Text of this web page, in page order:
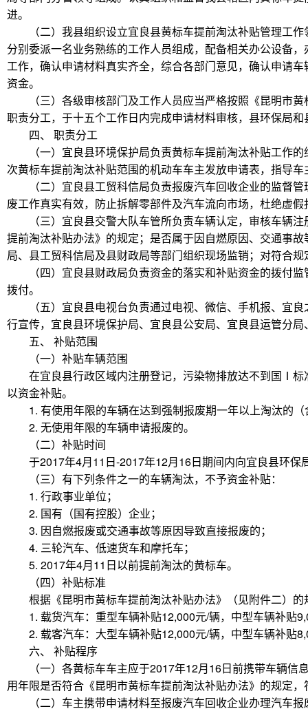
进。
（二）我县组织设立宜良县黄标车提前淘汰补贴管理工
分别委派一名业务熟练的工作人员组成，配备相关办公设备
工作，确认申请材料真实齐全，综合各部门意见，确认申请
资金。
（三）各级审核部门及工作人员应当严格按照《昆明市
职责分工，于十五个工作日内完成申请材料审核，县环保局
四、 职责分工
（一）宜良县环境保护局负责黄标车提前淘汰补贴工作
次黄标车提前淘汰补贴范围的机动车车主发放申请表，指导
（二）宜良县工贸科信局负责报废汽车回收企业的监督
废工作真实有效，防止拆解零部件及汽车流向市场，杜绝虚
（三）宜良县交警大队车管所负责车辆认定，审核车辆
提前淘汰补贴办法》的规定；是否属于因自燃原因、交通事
局、县工贸科信局及县财政局等部门组织现场监销；对符合
（四）宜良县财政局负责资金的落实和补贴资金的拨付
拨付。
（五）宜良县电视台负责通过电视、微信、手机报、宜
行宣传，宜良县环境保护局、宜良县公安局、宜良县运管分
五、 补贴范围
（一）补贴车辆范围
在宜良县行政区域内注册登记，污染物排放达不到国Ⅰ
以资金补贴。
1. 有使用年限的车辆在达到强制报废期一年以上淘汰的
2. 无使用年限的车辆申请报废的。
（二）补贴时间
于2017年4月11日-2017年12月16日期间内向宜良县环保
（三）有下列条件之一的车辆淘汰，不予资金补贴：
1. 行政事业单位；
2. 国有（国有控股）企业；
3. 因自燃报废或交通事故等原因导致直接报废的；
4. 三轮汽车、低速货车和摩托车；
5. 2017年4月11日以前提前淘汰的黄标车。
（四）补贴标准
根据《昆明市黄标车提前淘汰补贴办法》（见附件二）
1. 载货汽车：重型车辆补贴12,000元/辆，中型车辆补贴
2. 载客汽车：大型车辆补贴12,000元/辆，中型车辆补贴
六、 补贴程序
（一）各黄标车车主应于2017年12月16日前携带车辆
用年限是否符合《昆明市黄标车提前淘汰补贴办法》的规定
（二）车主携带申请材料至报废汽车回收企业办理汽车